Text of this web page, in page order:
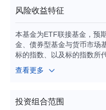
风险收益特征
本基金为ETF联接基金，预
金、债券型基金与货币市场
标的指数、以及标的指数所
征。本基金投资港股通标的
资环境、投资标的、市场制
查看更多
投资组合范围